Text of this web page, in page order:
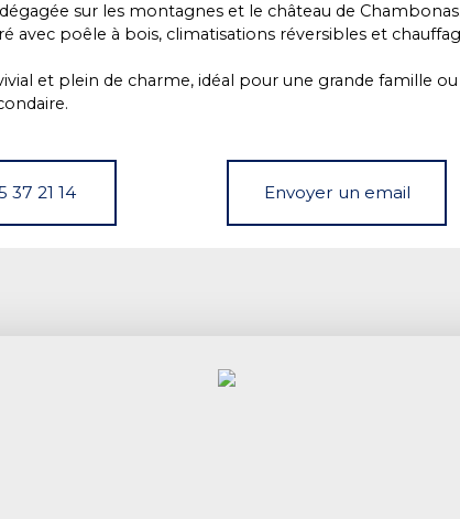
sur les montagnes et le château de Chambonas.
avec poêle à bois, climatisations réversibles et
et plein de charme, idéal pour une grande famille
37 21 14 Envoyer un email